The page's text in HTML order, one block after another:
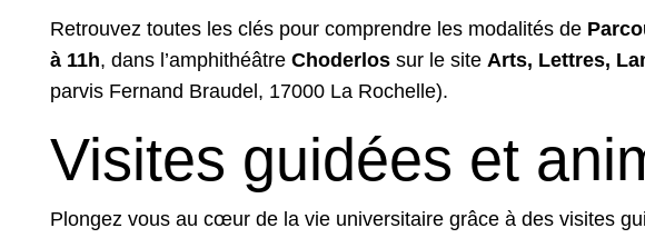
Retrouvez toutes les clés pour comprendre les modalités de
à 11h, dans l’amphithéâtre Choderlos sur le site Arts, Lettres,
parvis Fernand Braudel, 17000 La Rochelle).
Visites guidées et
Plongez vous au cœur de la vie universitaire grâce à des visites